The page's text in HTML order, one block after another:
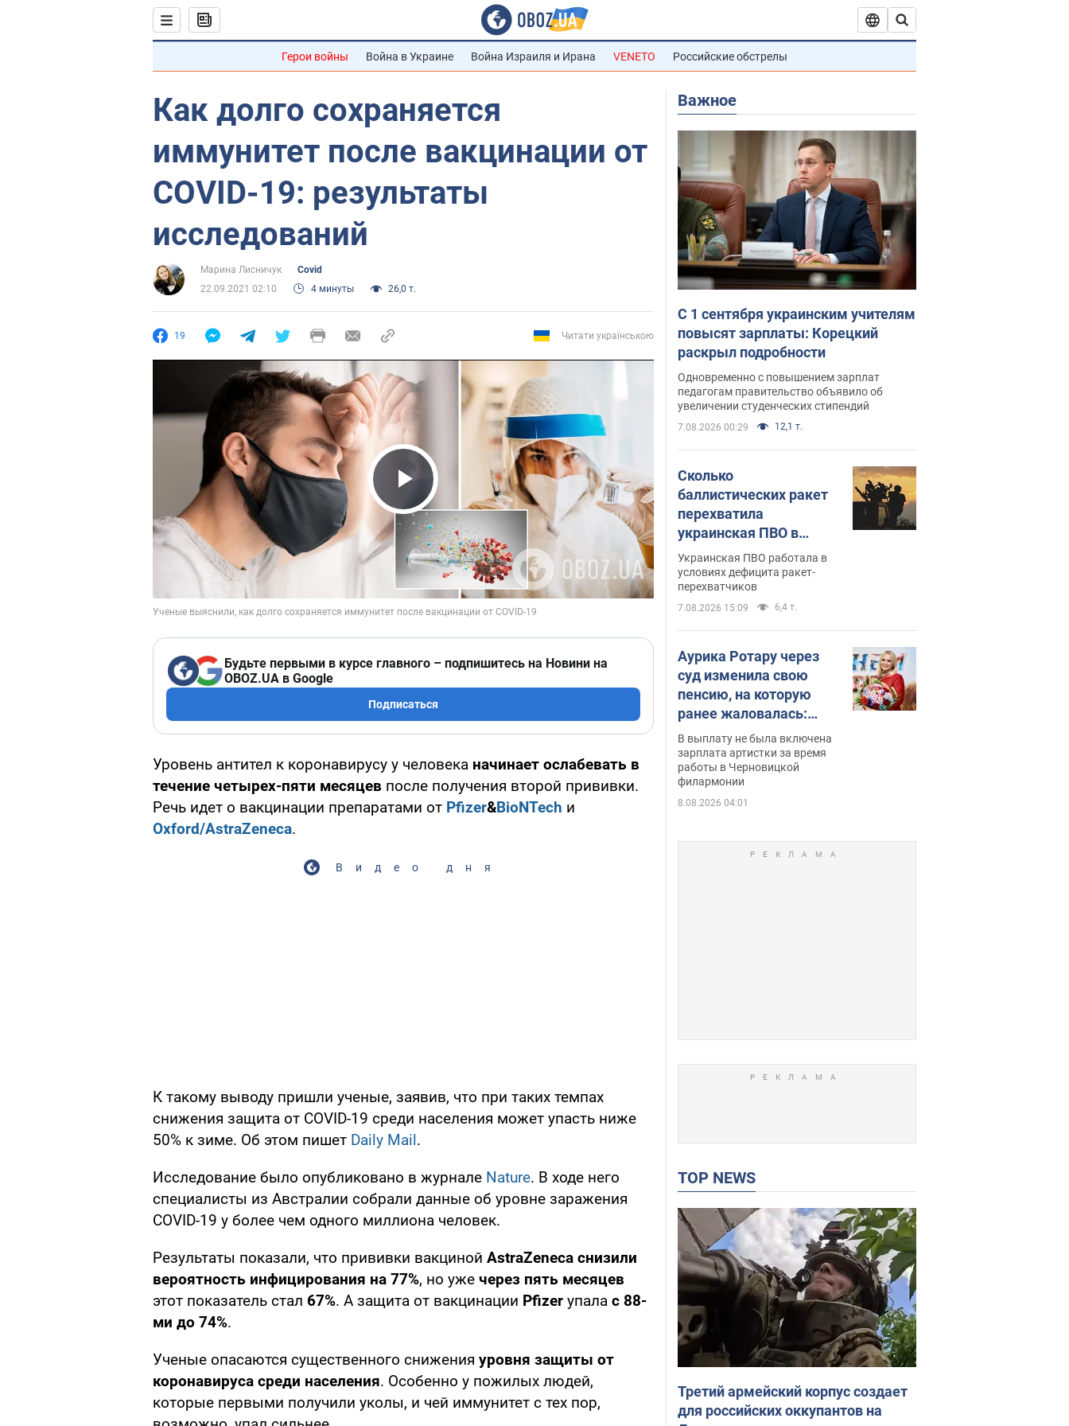
Герои войны Война в Украине Война Израиля и Ирана VENETO Российские обстрелы
Как долго сохраняется
иммунитет после вакцинации от
COVID-19: результаты
исследований
Марина Лисничук
Covid
22.09.2021 02:10
4 минуты 26,0 т.
19 Читати українською
Play Video
Будьте первыми в курсе главного – подпишитесь на Новини на
OBOZ.UA в Google
Подписаться
Уровень антител к коронавирусу у человека начинает ослабевать в
течение четырех-пяти месяцев после получения второй прививки.
Речь идет о вакцинации препаратами от Pfizer&BioNTech и
Oxford/AstraZeneca.
Видео дня
К такому выводу пришли ученые, заявив, что при таких темпах
снижения защита от COVID-19 среди населения может упасть ниже
50% к зиме. Об этом пишет Daily Mail.
Исследование было опубликовано в журнале Nature. В ходе него
специалисты из Австралии собрали данные об уровне заражения
COVID-19 у более чем одного миллиона человек.
Результаты показали, что прививки вакциной AstraZeneca снизили
вероятность инфицирования на 77%, но уже через пять месяцев
этот показатель стал 67%. А защита от вакцинации Pfizer упала с 88-
ми до 74%.
Ученые опасаются существенного снижения уровня защиты от
коронавируса среди населения. Особенно у пожилых людей,
которые первыми получили уколы, и чей иммунитет с тех пор,
Важное
С 1 сентября украинским учителям
повысят зарплаты: Корецкий
раскрыл подробности
Одновременно с повышением зарплат
педагогам правительство объявило об
увеличении студенческих стипендий
7.08.2026 00:29 12,1 т.
Сколько
баллистических ракет
перехватила
украинская ПВО в
июле: в Минобороны
назвали цифру
Украинская ПВО работала в
условиях дефицита ракет-
перехватчиков
7.08.2026 15:09 6,4 т.
Аурика Ротару через
суд изменила свою
пенсию, на которую
ранее жаловалась:
сколько получала
певица
В выплату не была включена
зарплата артистки за время
работы в Черновицкой
филармонии
8.08.2026 04:01
TOP NEWS
Третий армейский корпус создает
для российских оккупантов на